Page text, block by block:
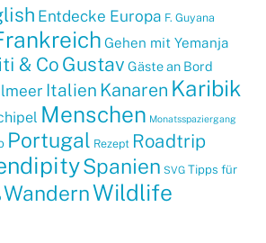
Entdecke Europa F. Guyana
Gehen mit Yemanja
& Co Gustav Gäste an Bord
Italien Kanaren Karibik
Menschen Monatsspaziergang
Portugal Rezept Roadtrip
Spanien SVG Tipps für
WandernWildlife